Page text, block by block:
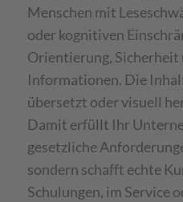
Menschen mit
oder kognitiven
Orientierung, Sicherheit
Informationen. Die
übersetzt oder visuell
Damit erfüllt Ihr
gesetzliche
sondern schafft echte
Schulungen, im Service